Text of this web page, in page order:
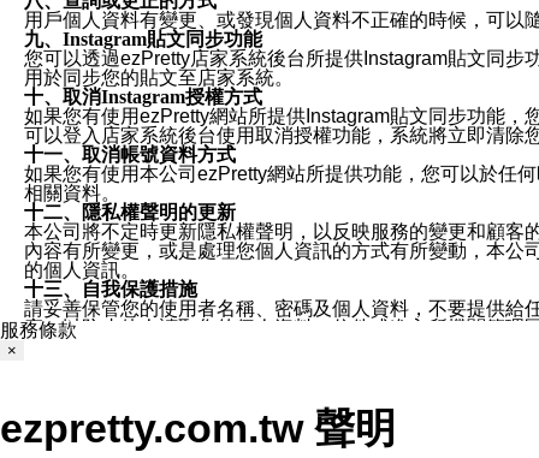
用戶個人資料有變更、或發現個人資料不正確的時候，可
九、Instagram貼文同步功能
您可以透過ezPretty店家系統後台所提供Instagram貼文同
用於同步您的貼文至店家系統。
十、取消Instagram授權方式
如果您有使用ezPretty網站所提供Instagram貼文同步功能
可以登入店家系統後台使用取消授權功能，系統將立即清
十一、取消帳號資料方式
如果您有使用本公司ezPretty網站所提供功能，您可以於任
相關資料。
十二、隱私權聲明的更新
本公司將不定時更新隱私權聲明，以反映服務的變更和顧
內容有所變更，或是處理您個人資訊的方式有所變動，本
的個人資訊。
十三、自我保護措施
請妥善保管您的使用者名稱、密碼及個人資料，不要提供
窗，以防止他人讀取您的個人資料、信件或進入所機關管理
本公司/本服務將以通知型訊息傳送重要訊息給您。即使未
本公司/本服務傳送之通知型訊息以對您有效且重要的訊息
服務條款
×
ezpretty.com.tw 聲明